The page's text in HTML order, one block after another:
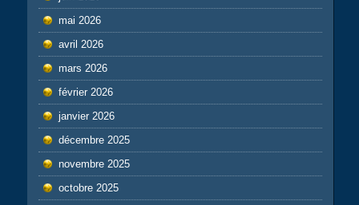
mai 2026
avril 2026
mars 2026
février 2026
janvier 2026
décembre 2025
novembre 2025
octobre 2025